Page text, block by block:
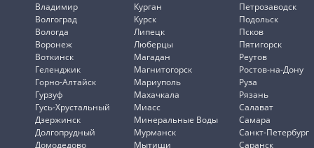
Владимир
Волгоград
Вологда
Воронеж
Воткинск
Геленджик
Горно-Алтайск
Гурзуф
Гусь-Хрустальный
Дзержинск
Долгопрудный
Домодедово
Курган
Курск
Липецк
Люберцы
Магадан
Магнитогорск
Мариуполь
Махачкала
Миасс
Минеральные Воды
Мурманск
Мытищи
Петрозаводск
Подольск
Псков
Пятигорск
Реутов
Ростов-на-Дону
Руза
Рязань
Салават
Самара
Санкт-Петербург
Саранск